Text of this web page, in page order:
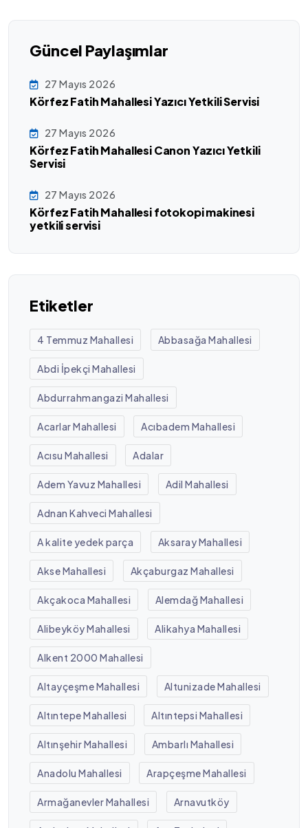
Güncel Paylaşımlar
27 Mayıs 2026
Körfez Fatih Mahallesi Yazıcı Yetkili Servisi
27 Mayıs 2026
Körfez Fatih Mahallesi Canon Yazıcı Yetkili
Servisi
27 Mayıs 2026
Körfez Fatih Mahallesi fotokopi makinesi
yetkili servisi
Etiketler
4 Temmuz Mahallesi Abbasağa Mahallesi
Abdi İpekçi Mahallesi
Abdurrahmangazi Mahallesi
Acarlar Mahallesi Acıbadem Mahallesi
Acısu Mahallesi Adalar
Adem Yavuz Mahallesi Adil Mahallesi
Adnan Kahveci Mahallesi
A kalite yedek parça Aksaray Mahallesi
Akse Mahallesi Akçaburgaz Mahallesi
Akçakoca Mahallesi Alemdağ Mahallesi
Alibeyköy Mahallesi Alikahya Mahallesi
Alkent 2000 Mahallesi
Altayçeşme Mahallesi Altunizade Mahallesi
Altıntepe Mahallesi Altıntepsi Mahallesi
Altınşehir Mahallesi Ambarlı Mahallesi
Anadolu Mahallesi Arapçeşme Mahallesi
Armağanevler Mahallesi Arnavutköy